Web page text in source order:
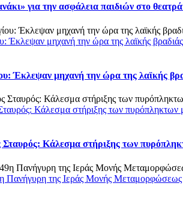
για την ασφάλεια παιδιών στο
Έκλεψαν μηχανή την ώρα της λαϊκής
Έκλεψαν μηχανή την ώρα της λαϊκής
Κάλεσμα στήριξης των πυρόπληκτων
Κάλεσμα στήριξης των
Πανήγυρη της Ιεράς Μονής